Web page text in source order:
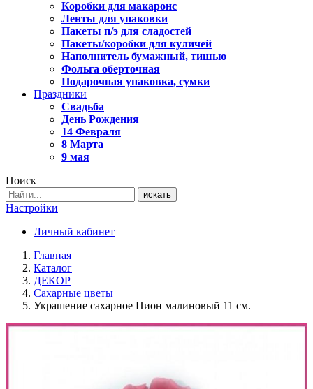
Коробки для макаронс
Ленты для упаковки
Пакеты п/э для сладостей
Пакеты/коробки для куличей
Наполнитель бумажный, тишью
Фольга оберточная
Подарочная упаковка, сумки
Праздники
Свадьба
День Рождения
14 Февраля
8 Марта
9 мая
Поиск
искать
Настройки
Личный кабинет
Главная
Каталог
ДЕКОР
Сахарные цветы
Украшение сахарное Пион малиновый 11 см.